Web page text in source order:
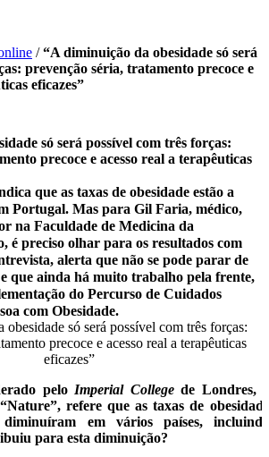
/“A diminuição da obesidade só será
prevenção séria, tratamento precoce e
eficazes”
só será possível com três forças:
precoce e acesso real a terapêuticas
que as taxas de obesidade estão a
Portugal. Mas para Gil Faria, médico,
na Faculdade de Medicina da
é preciso olhar para os resultados com
alerta que não se pode parar de
que ainda há muito trabalho pela frente,
do Percurso de Cuidados
com Obesidade.
pelo Imperial Collegede Londres, e
refere que as taxas de obesidade
em vários países, incluindo
para esta diminuição?